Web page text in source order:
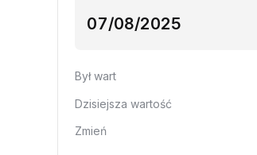
Był wart
Dzisiejsza wartość
Zmień